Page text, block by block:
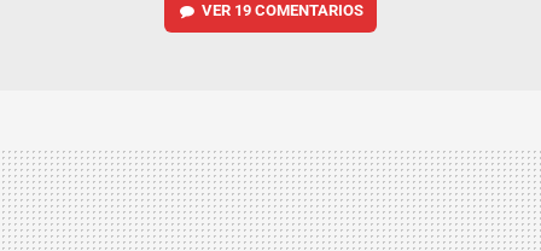
VER 19 COMENTARIOS